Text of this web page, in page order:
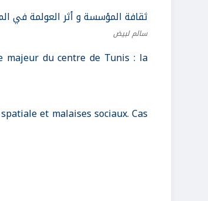
ثقافة المؤسسة و أثر العولمة في
سالم لبيض
majeur du centre de Tunis : la
et malaises sociaux. Cas